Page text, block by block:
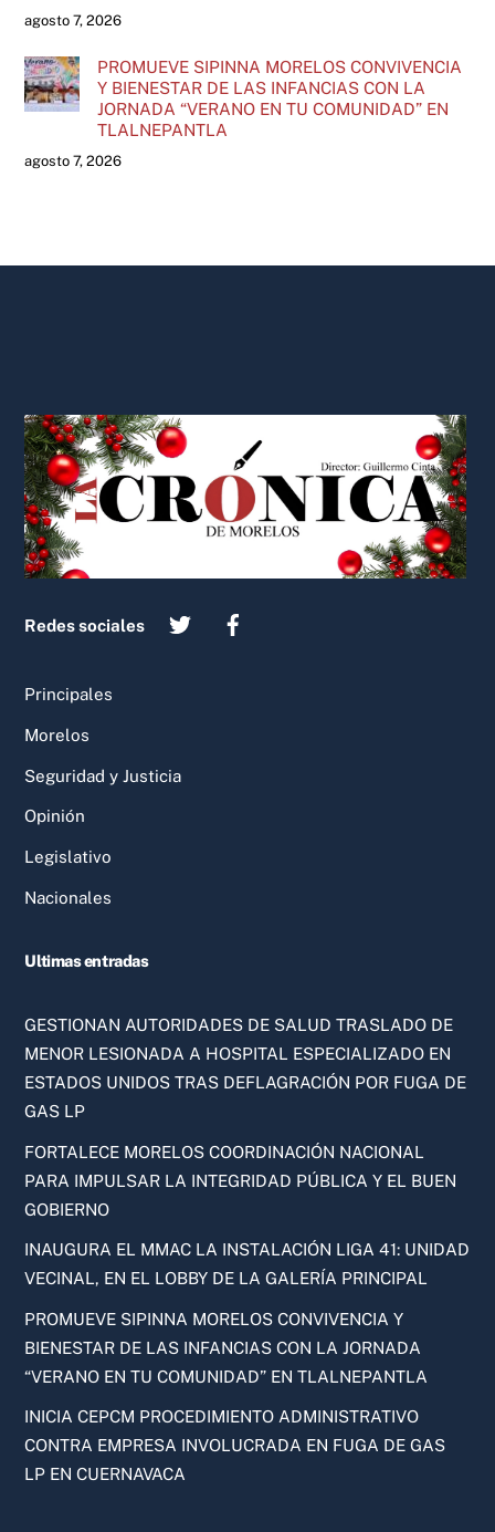
agosto 7, 2026
PROMUEVE SIPINNA MORELOS CONVIVENCIA
Y BIENESTAR DE LAS INFANCIAS CON LA
JORNADA “VERANO EN TU COMUNIDAD” EN
TLALNEPANTLA
agosto 7, 2026
To
Top
Redes sociales
Principales
Morelos
Seguridad y Justicia
Opinión
Legislativo
Nacionales
Ultimas entradas
GESTIONAN AUTORIDADES DE SALUD TRASLADO DE
MENOR LESIONADA A HOSPITAL ESPECIALIZADO EN
ESTADOS UNIDOS TRAS DEFLAGRACIÓN POR FUGA DE
GAS LP
FORTALECE MORELOS COORDINACIÓN NACIONAL
PARA IMPULSAR LA INTEGRIDAD PÚBLICA Y EL BUEN
GOBIERNO
INAUGURA EL MMAC LA INSTALACIÓN LIGA 41: UNIDAD
VECINAL, EN EL LOBBY DE LA GALERÍA PRINCIPAL
PROMUEVE SIPINNA MORELOS CONVIVENCIA Y
BIENESTAR DE LAS INFANCIAS CON LA JORNADA
“VERANO EN TU COMUNIDAD” EN TLALNEPANTLA
INICIA CEPCM PROCEDIMIENTO ADMINISTRATIVO
CONTRA EMPRESA INVOLUCRADA EN FUGA DE GAS
LP EN CUERNAVACA